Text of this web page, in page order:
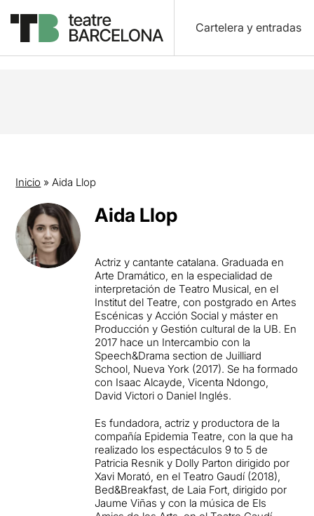
Cartelera y entradas
Inicio »Aida Llop
Aida Llop
Actriz y cantante catalana. Graduada en
Arte Dramático, en la especialidad de
interpretación de Teatro Musical, en el
Institut del Teatre, con postgrado en Artes
Escénicas y Acción Social y máster en
Producción y Gestión cultural de la UB. En
2017 hace un Intercambio con la
Speech&Drama section de Juilliard
School, Nueva York (2017). Se ha formado
con Isaac Alcayde, Vicenta Ndongo,
David Victori o Daniel Inglés.
Es fundadora, actriz y productora de la
compañía Epidemia Teatre, con la que ha
realizado los espectáculos 9 to 5 de
Patricia Resnik y Dolly Parton dirigido por
Xavi Morató, en el Teatro Gaudí (2018),
Bed&Breakfast, de Laia Fort, dirigido por
Jaume Viñas y con la música de Els